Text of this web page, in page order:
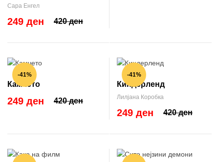
Сара Енгел
420 ден
249 ден
-41%
Камчето
420 ден
249 ден
-41%
Киндерленд
Лилјана Коробка
420 ден
249 ден